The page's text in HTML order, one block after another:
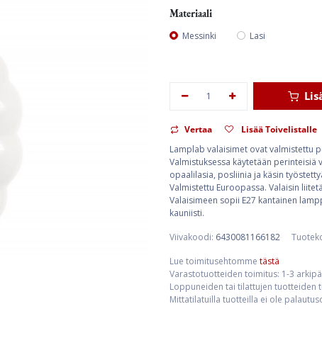
Materiaali
Messinki Lasi
Vertaa
Lisää Toivelistalle
Lamplab valaisimet ovat valmistettu
Valmistuksessa käytetään
opaalilasia, posliinia ja käsin
Valmistettu Euroopassa. Valaisin
Valaisimeen sopii E27 kantainen
kauniisti.
Viivakoodi: 6430081166182
Lue toimitusehtomme tästä
Varastotuotteiden toimitus: 1-3
Loppuneiden tai tilattujen tuotteiden
Mittatilatuilla tuotteilla ei ole